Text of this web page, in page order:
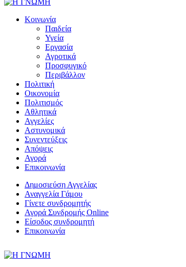
Κοινωνία
Παιδεία
Υγεία
Εργασία
Αγροτικά
Προσφυγικό
Περιβάλλον
Πολιτική
Οικονομία
Πολιτισμός
Αθλητικά
Αγγελίες
Αστυνομικά
Συνεντεύξεις
Απόψεις
Αγορά
Επικοινωνία
Δημοσιεύση Αγγελίας
Αναγγελία Γάμου
Γίνετε συνδρομητής
Αγορά Συνδρομής Online
Είσοδος συνδρομητή
Επικοινωνία